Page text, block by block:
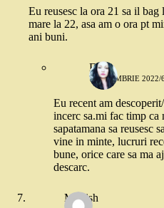
Eu reusesc la ora 21 sa il bag
mare la 22, asa am o ora pt
ani buni.
Elena
7 NOIEMBRIE 2022/
Eu recent am
incerc sa.mi fac timp ca
sapatamana sa reusesc
vine in minte, lucruri
bune, orice care sa ma
descarc.
McFish